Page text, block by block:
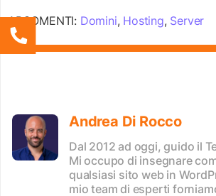
ARGOMENTI: Domini, Hosting, Server
Andrea Di Rocco
Dal 2012 ad oggi, guido il
Mi occupo di insegnare
qualsiasi sito web in
mio team di esperti